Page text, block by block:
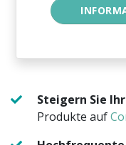
Steigern Sie
Produkte auf